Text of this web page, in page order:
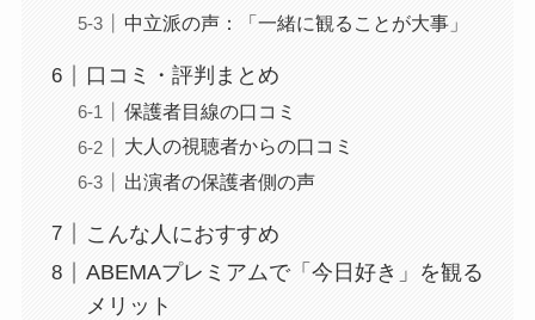
中立派の声：「一緒に観ることが大事」
口コミ・評判まとめ
保護者目線の口コミ
大人の視聴者からの口コミ
出演者の保護者側の声
こんな人におすすめ
ABEMAプレミアムで「今日好き」を観る
メリット